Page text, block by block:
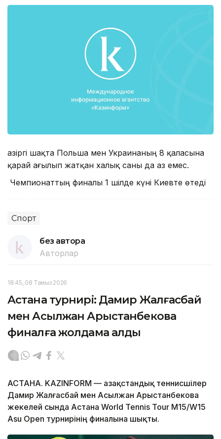
Қазіргі шақта Польша мен Украинаның 8 қаласына
қарай ағылып жатқан халық саны да аз емес.
Чемпионаттың финалы 1 шілде күні Киевте өтеді
Спорт
без автора
Авторлар
18:45, 08 Тамыз 2026
Астана турнирі: Дамир Жалғасбай
мен Асылжан Арыстанбекова
финалға жолдама алды
АСТАНА. KAZINFORM — Қазақстандық теннисшілер
Дамир Жалғасбай мен Асылжан Арыстанбекова
жекелей сында Астана World Tennis Tour M15/W15
Asu Open турнирінің финалына шықты.